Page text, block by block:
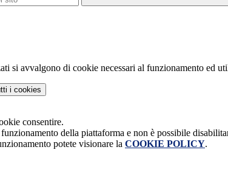
si avvalgono di cookie necessari al funzionamento ed
i cookies
consentire.
della piattaforma e non è possibile
potete visionare la COOKIE POLICY.